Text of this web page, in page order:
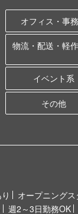
オフィス・事
物流・配送・軽
イベント系
その他
オープニング
週2～3日勤務OK